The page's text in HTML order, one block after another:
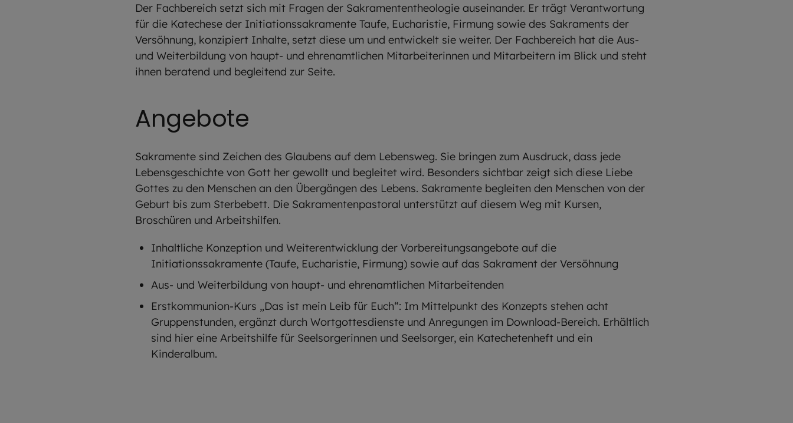
Der Fachbereich setzt sich mit Fragen der Sakramententheologie auseinander. Er trägt Verantwortung
für die Katechese der Initiationssakramente Taufe, Eucharistie, Firmung sowie des Sakraments der
Versöhnung, konzipiert Inhalte, setzt diese um und entwickelt sie weiter. Der Fachbereich hat die Aus-
und Weiterbildung von haupt- und ehrenamtlichen Mitarbeiterinnen und Mitarbeitern im Blick und steht
ihnen beratend und begleitend zur Seite.
Angebote
Sakramente sind Zeichen des Glaubens auf dem Lebensweg. Sie bringen zum Ausdruck, dass jede
Lebensgeschichte von Gott her gewollt und begleitet wird. Besonders sichtbar zeigt sich diese Liebe
Gottes zu den Menschen an den Übergängen des Lebens. Sakramente begleiten den Menschen von der
Geburt bis zum Sterbebett. Die Sakramentenpastoral unterstützt auf diesem Weg mit Kursen,
Broschüren und Arbeitshilfen.
Inhaltliche Konzeption und Weiterentwicklung der Vorbereitungsangebote auf die
Initiationssakramente (Taufe, Eucharistie, Firmung) sowie auf das Sakrament der Versöhnung
Aus- und Weiterbildung von haupt- und ehrenamtlichen Mitarbeitenden
Erstkommunion-Kurs „Das ist mein Leib für Euch“: Im Mittelpunkt des Konzepts stehen acht
Gruppenstunden, ergänzt durch Wortgottesdienste und Anregungen im Download-Bereich. Erhältlich
sind hier eine Arbeitshilfe für Seelsorgerinnen und Seelsorger, ein Katechetenheft und ein
Kinderalbum.